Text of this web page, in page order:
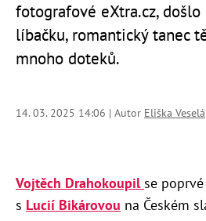
fotografové eXtra.cz,
líbačku, romantický tanec
mnoho doteků.
14. 03. 2025 14:06 | Autor Eliška Veselá
Vojtěch Drahokoupilse
s Lucií Bikárovou na Českém